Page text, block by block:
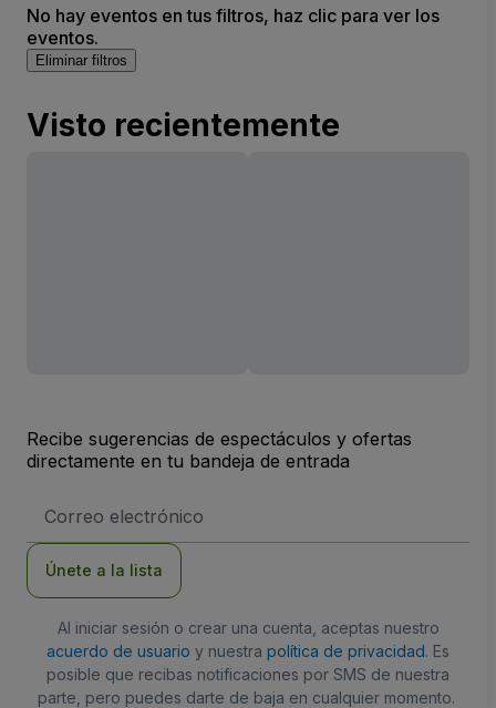
No hay eventos en tus filtros, haz clic para ver los
eventos.
Eliminar filtros
Visto recientemente
Recibe sugerencias de espectáculos y ofertas
directamente en tu bandeja de entrada
de
Únete a la lista
Al iniciar sesión o crear una cuenta, aceptas nuestro
acuerdo de usuario y nuestra política de privacidad. Es
posible que recibas notificaciones por SMS de nuestra
parte, pero puedes darte de baja en cualquier momento.